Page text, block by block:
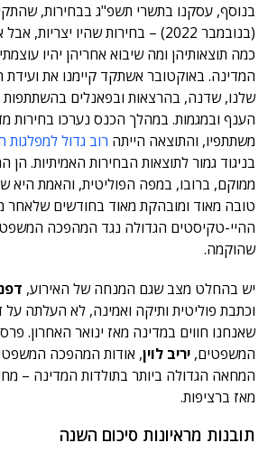
בנוסף, עסקנו בתשרי תשפ"ג בבחירות,
(בנובמבר 2022) – בחירות שהיו
כמה תוצאותיהן ומה שיבוא אחריהן יהיו
המדינה. באוקטובר אשתקד קיימנו את
שלנו, שדנה, בהרצאות ובפאנלים בהשתתפות
הענף ובמגמות. במהלך הכנס נערכו בחירות
משתתפיו, והתוצאה הייתה רוב גדול
בניגוד גמור לתוצאות הבחירות האמיתיות. הן
ממוקם, ברובו, במפה הפוליטית, והאמת היא
טובה מאוד ומובהקת מאוד בחודשים שלאחר
ההיי-טקיסטים הגדולה נגד המהפכה
שהוקמה.
יש בהחלט מצב שגם המנחה של האירוע,
וכתבת פוליטית ותיקה ואמינה, לא העלתה
שאנחנו חווים במדינה מאז ינואר האחרון.
המשפטים, יריב לוין, אודות המהפכה
המחאה הגדולה ביותר בתולדות המדינה –
מאז ברציפות.
תובנות מראיונות סיכום השנה